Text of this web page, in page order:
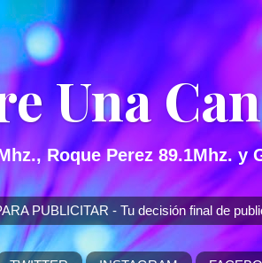
Una
Roque Perez 89.1Mhz. y
PUBLICITAR - Tu decisión final de